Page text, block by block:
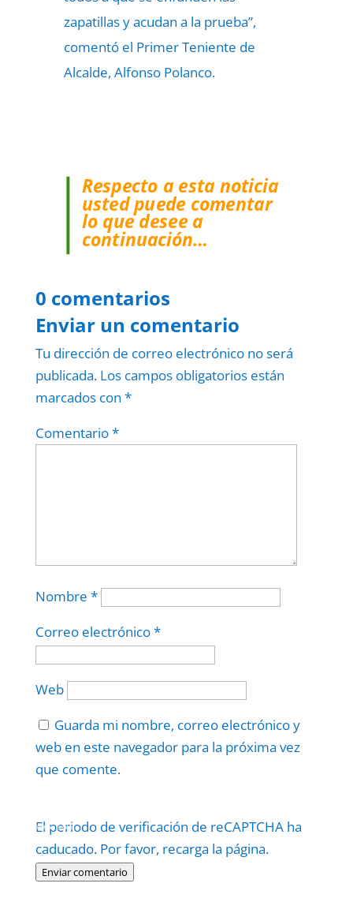
zapatillas y acudan a la prueba”,
comentó el Primer Teniente de
Alcalde, Alfonso Polanco.
Respecto a esta noticia
usted puede comentar
lo que desee a
continuación…
0 comentarios
Enviar un comentario
Tu dirección de correo electrónico no será
publicada. Los campos obligatorios están
marcados con *
Comentario*
Nombre *
Correo electrónico*
Web
Guarda mi nombre, correo electrónico y
web en este navegador para la próxima vez
que comente.
El periodo de verificación de reCAPTCHA ha
caducado. Por favor, recarga la página.
Enviar comentario
Politica–Términos.